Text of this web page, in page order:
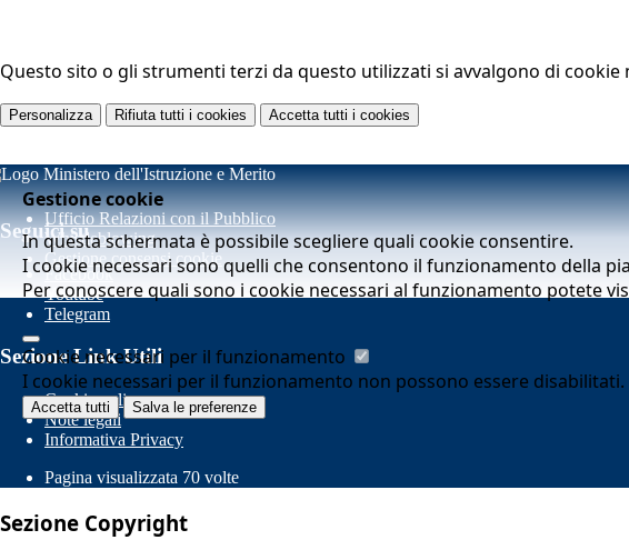
Questo sito o gli strumenti terzi da questo utilizzati si avvalgono di
Personalizza Rifiuta tutti i cookies Accetta tutti i cookies
Gestione cookie
In questa schermata è possibile scegliere quali cookie consentire.
I cookie necessari sono quelli che consentono il funzionamento della
Per conoscere quali sono i cookie necessari al funzionamento potete
Cookie necessari per il funzionamento
I cookie necessari per il funzionamento non possono essere
Accetta tutti Salva le preferenze
Ufficio Relazioni con il Pubblico
Whistleblowing
Gestione consensi cookie
Seguici su
Facebook
Youtube
Telegram
Sezione Link Utili
Cookie policy
Note legali
Informativa Privacy
Pagina visualizzata 70 volte
Sezione Copyright